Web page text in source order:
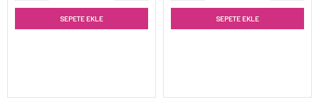
SEPETE EKLE SEPETE EKLE